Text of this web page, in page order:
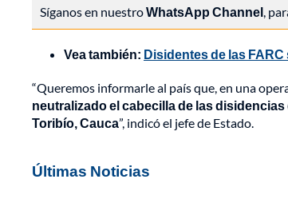
Síganos en nuestroWhatsApp Channel,
Vea también: Disidentes de las
“Queremos informarle al país que, en una
neutralizado el cabecilla de las
Toribío, Cauca”, indicó el jefe de Estado.
Últimas Noticias